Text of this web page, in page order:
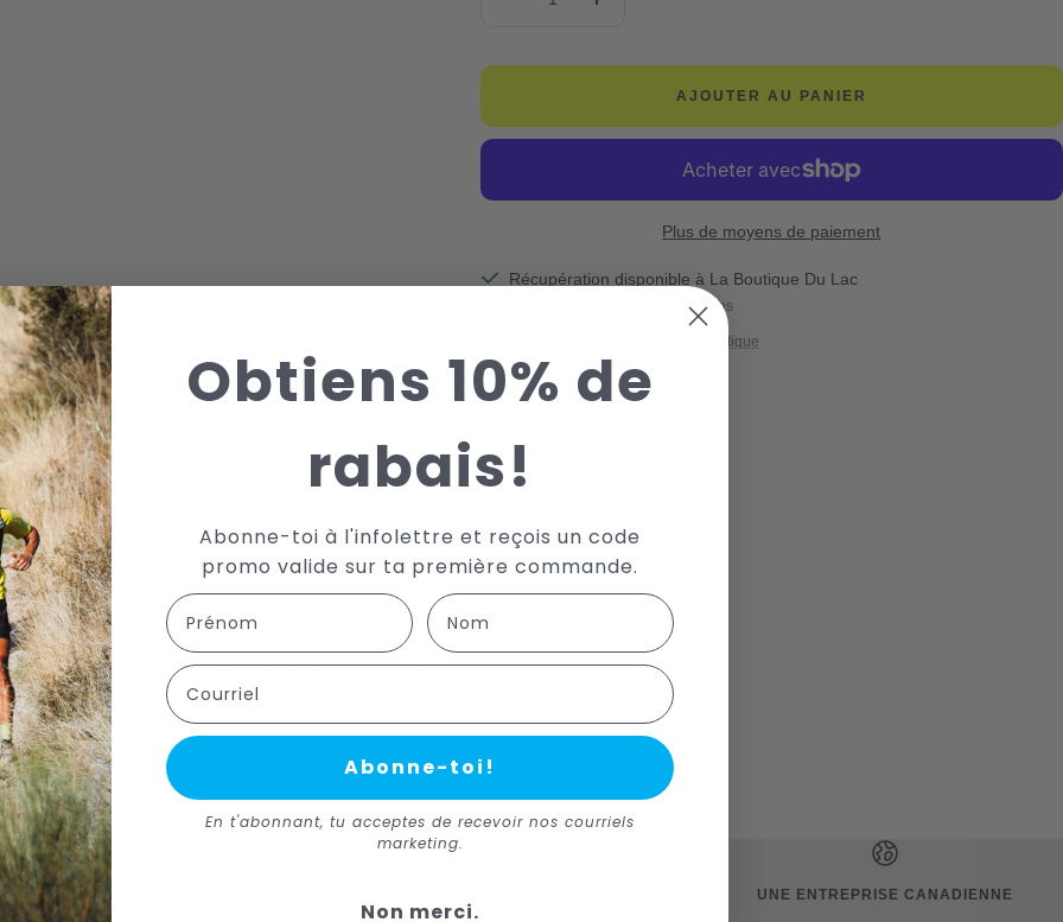
Réduire
quantité
Augmenter
quantité
AJOUTER AU PANIER
Plus de moyens de paiement
Récupération disponible à La Boutique Du Lac
Habituellement prête en 24 heures
Afficher les informations de la boutique
Partager
Merino contiennent 45% de laine mérinos de première qualité et garantissent une grande
Italie, les chaussettes en laine mérinos offrent une isolation maximale et fonctionnent dans
sont anti-odeurs et peuvent être utilisées plusieurs fois avant d'être lavées. De plus, les parties
talon et aux orteils, assurent confort et durabilité. La coupe haute et la manchette à double
avant qu'elle ne pénètre dans la chaussure et offrent un ajustement serré agréable sans
dans la zone médiane du pied, les chaussettes offrent un ajustement parfait et épousent
supplémentaire au niveau des orteils et du talon assure un amorti et un soutien
DE SATISFACTION UNE ENTREPRISE CANADIENNE
Obtiens 10% de
rabais!
Abonne-toi à l'infolettre et reçois un code
promo valide sur ta première commande.
First Name Last name
Courriel
Abonne-toi!
En t'abonnant, tu acceptes de recevoir nos courriels
marketing.
Non merci.